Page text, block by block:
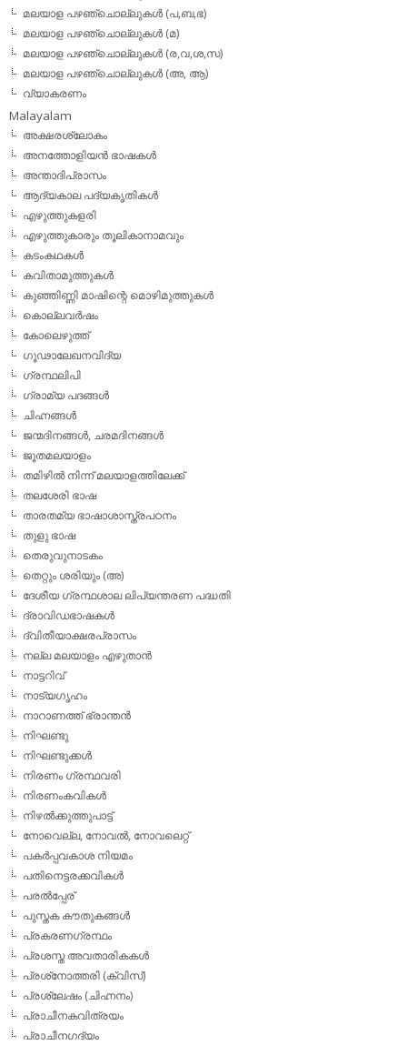
മലയാള പഴഞ്ചൊല്ലുകള്‍ (പ,ബ,ഭ)
മലയാള പഴഞ്ചൊല്ലുകള്‍ (മ)
മലയാള പഴഞ്ചൊല്ലുകള്‍ (ര,വ,ശ,സ)
മലയാള പഴഞ്ചൊല്ലുകൾ (അ, ആ)
വ്യാകരണം
Malayalam
അക്ഷരശ്ലോകം
അനത്തോളിയന്‍ ഭാഷകള്‍
അന്താദിപ്രാസം
ആദ്യകാല പദ്യകൃതികള്‍
എഴുത്തുകളരി
എഴുത്തുകാരും തൂലികാനാമവും
കടംകഥകള്‍
കവിതാമുത്തുകള്‍
കുഞ്ഞിണ്ണി മാഷിന്റെ മൊഴിമുത്തുകള്‍
കൊല്ലവര്‍ഷം
കോലെഴുത്ത്
ഗൂഢാലേഖനവിദ്യ
ഗ്രന്ഥലിപി
ഗ്രാമ്യ പദങ്ങള്‍
ചിഹ്നങ്ങള്‍
ജന്മദിനങ്ങള്‍, ചരമദിനങ്ങള്‍
ജൂതമലയാളം
തമിഴില്‍ നിന്ന് മലയാളത്തിലേക്ക്
തലശേരി ഭാഷ
താരതമ്യ ഭാഷാശാസ്ത്രപഠനം
തുളു ഭാഷ
തെരുവുനാടകം
തെറ്റും ശരിയും (അ)
ദേശീയ ഗ്രന്ഥശാല ലിപ്യന്തരണ പദ്ധതി
ദ്രാവിഡഭാഷകള്‍
ദ്വിതീയാക്ഷരപ്രാസം
നല്ല മലയാളം എഴുതാന്‍
നാട്ടറിവ്
നാട്യഗൃഹം
നാറാണത്ത് ഭ്രാന്തന്‍
നിഘണ്ടു
നിഘണ്ടുക്കള്‍
നിരണം ഗ്രന്ഥവരി
നിരണംകവികള്‍
നിഴല്‍ക്കുത്തുപാട്ട്
നോവെല്ല, നോവല്‍, നോവലെറ്റ്
പകര്‍പ്പവകാശ നിയമം
പതിനെട്ടരക്കവികള്‍
പരല്‍പ്പേര്
പുസ്തക കൗതുകങ്ങള്‍
പ്രകരണഗ്രന്ഥം
പ്രശസ്ത അവതാരികകള്‍
പ്രശ്‌നോത്തരി (ക്വിസ്)
പ്രശ്ലേഷം (ചിഹ്നനം)
പ്രാചീനകവിത്രയം
പ്രാചീനഗദ്യം